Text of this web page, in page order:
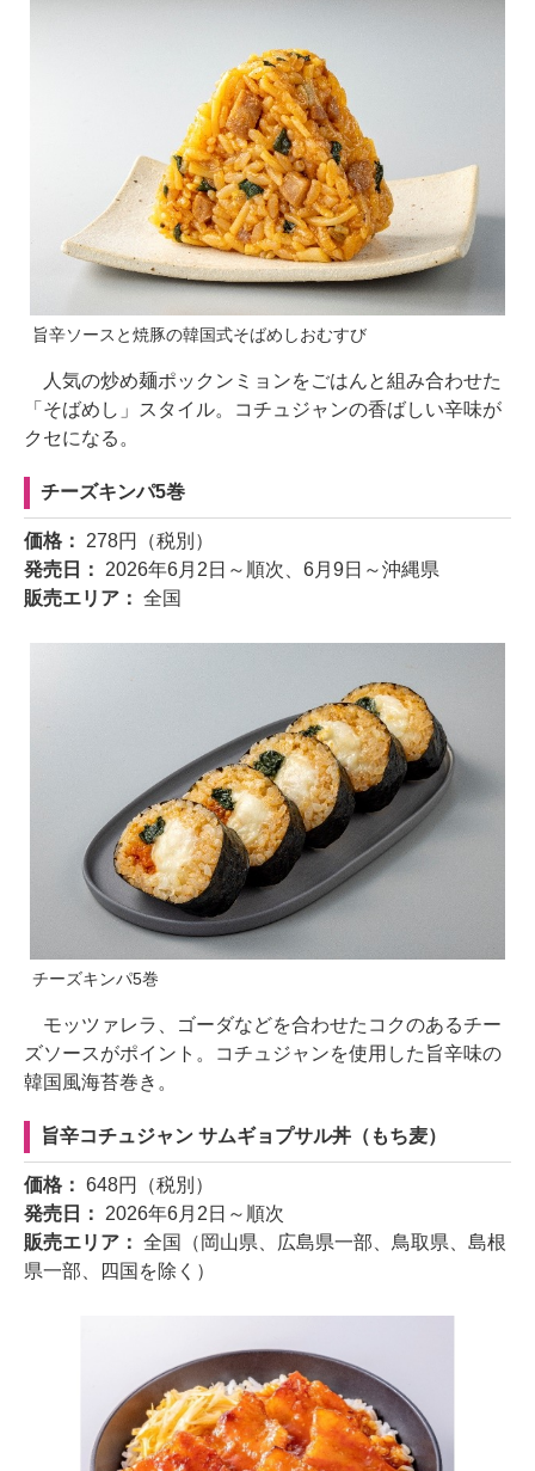
旨辛ソースと焼豚の韓国式そばめしおむすび
人気の炒め麺ポックンミョンをごはんと組み合わせた
「そばめし」スタイル。コチュジャンの香ばしい辛味が
クセになる。
チーズキンパ5巻
価格： 278円（税別）
発売日： 2026年6月2日～順次、6月9日～沖縄県
販売エリア： 全国
チーズキンパ5巻
モッツァレラ、ゴーダなどを合わせたコクのあるチー
ズソースがポイント。コチュジャンを使用した旨辛味の
韓国風海苔巻き。
旨辛コチュジャン サムギョプサル丼（もち麦）
価格： 648円（税別）
発売日： 2026年6月2日～順次
販売エリア： 全国（岡山県、広島県一部、鳥取県、島根
県一部、四国を除く）